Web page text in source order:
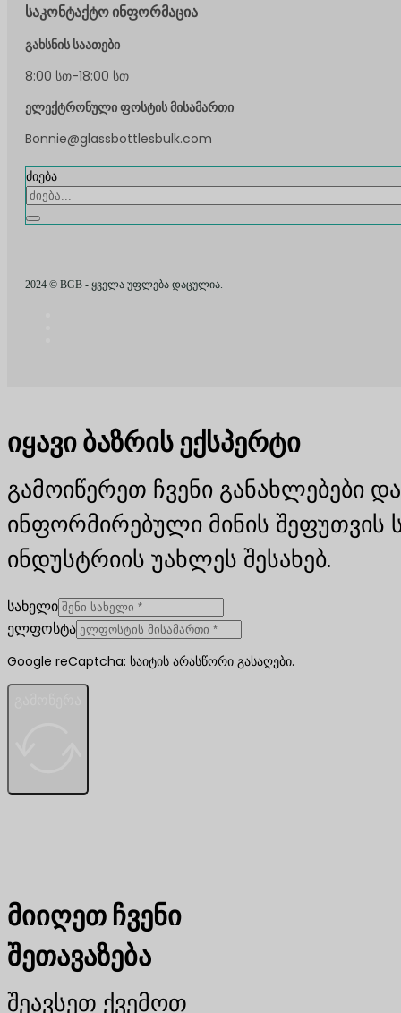
საკონტაქტო ინფორმაცია
გახსნის საათები
8:00 სთ-18:00 სთ
ელექტრონული ფოსტის მისამართი
Bonnie@glassbottlesbulk.com
ძიება
2024 © BGB - ყველა უფლება დაცულია.
იყავი ბაზრის ექსპერტი
გამოიწერეთ ჩვენი განახლებები
ინფორმირებული მინის შეფუთვის
ინდუსტრიის უახლეს შესახებ.
სახელი
ელფოსტა
Google reCaptcha: საიტის არასწორი გასაღები.
მიიღეთ ჩვენი
შეთავაზება
შეავსეთ ქვემოთ